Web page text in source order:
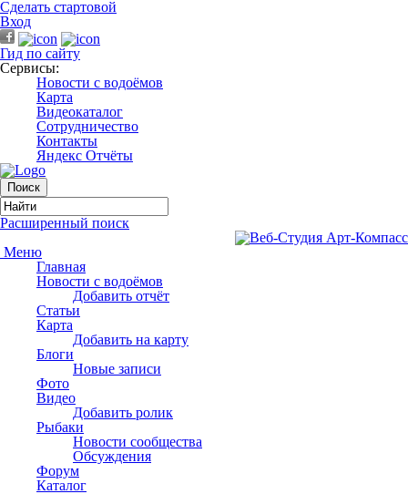
Сделать стартовой
Вход
Гид по сайту
Сервисы:
Новости с водоёмов
Карта
Видеокаталог
Сотрудничество
Контакты
Яндекс Отчёты
Расширенный поиск
Меню
Главная
Новости с водоёмов
Добавить отчёт
Статьи
Карта
Добавить на карту
Блоги
Новые записи
Фото
Видео
Добавить ролик
Рыбаки
Новости сообщества
Обсуждения
Форум
Каталог